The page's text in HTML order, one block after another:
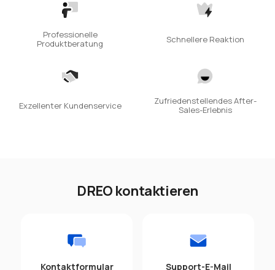
Professionelle
Produktberatung
Schnellere Reaktion
Exzellenter Kundenservice
Zufriedenstellendes After-
Sales-Erlebnis
DREO kontaktieren
Kontaktformular
Support-E-Mail